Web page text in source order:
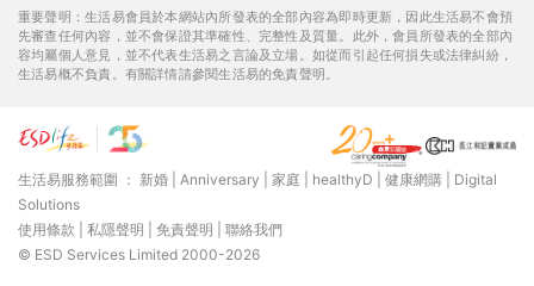
重要聲明：生活易會員於本網站內所發表的全部內容為即時更新，因此生活易不會預
先審查任何內容，並不會保證其準確性、完整性及質量。此外，會員所發表的全部內
容均屬個人意見，並不代表生活易之言論及立場。如從而引起任何損失或法律糾紛，
生活易概不負責。有關詳情請參閱生活易的免責聲明。
生活易服務範圍 ： 新婚 Anniversary 家庭 healthyD 健康網購
Digital
Solutions
使用條款
私隱聲明 免責聲明
聯絡我們
© ESD Services Limited 2000-2026